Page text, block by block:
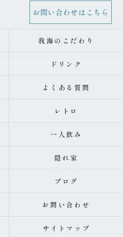
お問い合わせはこちら
我海のこだわり
ドリンク
よくある質問
レトロ
一人飲み
隠れ家
ブログ
お問い合わせ
サイトマップ